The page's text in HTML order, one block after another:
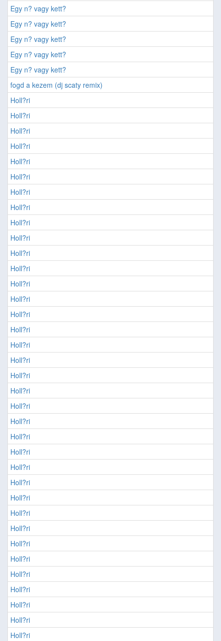
Egy n? vagy kett?
Egy n? vagy kett?
Egy n? vagy kett?
Egy n? vagy kett?
Egy n? vagy kett?
fogd a kezem (dj scaty remix)
Holl?ri
Holl?ri
Holl?ri
Holl?ri
Holl?ri
Holl?ri
Holl?ri
Holl?ri
Holl?ri
Holl?ri
Holl?ri
Holl?ri
Holl?ri
Holl?ri
Holl?ri
Holl?ri
Holl?ri
Holl?ri
Holl?ri
Holl?ri
Holl?ri
Holl?ri
Holl?ri
Holl?ri
Holl?ri
Holl?ri
Holl?ri
Holl?ri
Holl?ri
Holl?ri
Holl?ri
Holl?ri
Holl?ri
Holl?ri
Holl?ri
Holl?ri